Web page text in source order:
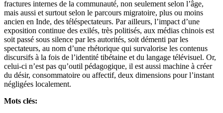
fractures internes de la communauté, non seulement selon l’âge,
mais aussi et surtout selon le parcours migratoire, plus ou moins
ancien en Inde, des téléspectateurs. Par ailleurs, l’impact d’une
exposition continue des exilés, très politisés, aux médias chinois est
soit passé sous silence par les autorités, soit démenti par les
spectateurs, au nom d’une rhétorique qui survalorise les contenus
discursifs à la fois de l’identité tibétaine et du langage télévisuel. Or,
celui-ci n’est pas qu’outil pédagogique, il est aussi machine à créer
du désir, consommatoire ou affectif, deux dimensions pour l’instant
négligées localement.
Mots clés: